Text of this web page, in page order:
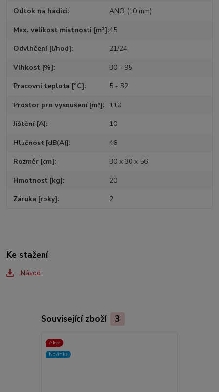
Odtok na hadici ANO (10 mm)
Max. velikost místnosti [m²] 45
Odvlhčení [l/hod] 21/24
Vlhkost [%] 30 - 95
Pracovní teplota [°C] 5 - 32
Prostor pro vysoušení [m³] 110
Jištění [A] 10
Hlučnost [dB(A)] 46
Rozměr [cm] 30 x 30 x 56
Hmotnost [kg] 20
Záruka [roky] 2
Ke stažení
Návod
Související zboží 3
Akce
Novinka